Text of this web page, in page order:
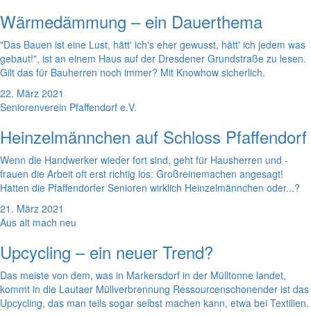
Wärmedämmung – ein Dauerthema
"Das Bauen ist eine Lust, hätt' ich's eher gewusst, hätt' ich jedem was
gebaut!", ist an einem Haus auf der Dresdener Grundstraße zu lesen.
Gilt das für Bauherren noch immer? Mit Knowhow sicherlich.
22. März 2021
Seniorenverein Pfaffendorf e.V.
Heinzelmännchen auf Schloss Pfaffendorf
Wenn die Handwerker wieder fort sind, geht für Hausherren und -
frauen die Arbeit oft erst richtig los: Großreinemachen angesagt!
Hatten die Pfaffendorfer Senioren wirklich Heinzelmännchen oder...?
21. März 2021
Aus alt mach neu
Upcycling – ein neuer Trend?
Das meiste von dem, was in Markersdorf in der Mülltonne landet,
kommt in die Lautaer Müllverbrennung Ressourcenschonender ist das
Upcycling, das man teils sogar selbst machen kann, etwa bei Textilien.